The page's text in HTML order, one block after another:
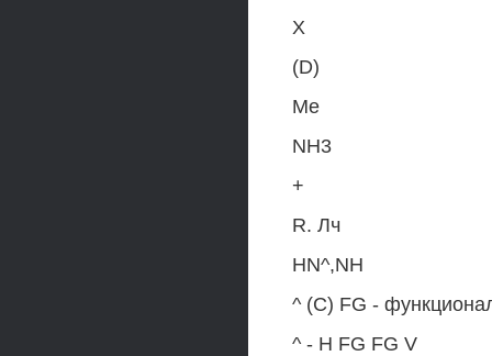
X
(D)
Me
NH3
+
R. Лч
HN^,NH
^ (C) FG -
^ - H FG FG V